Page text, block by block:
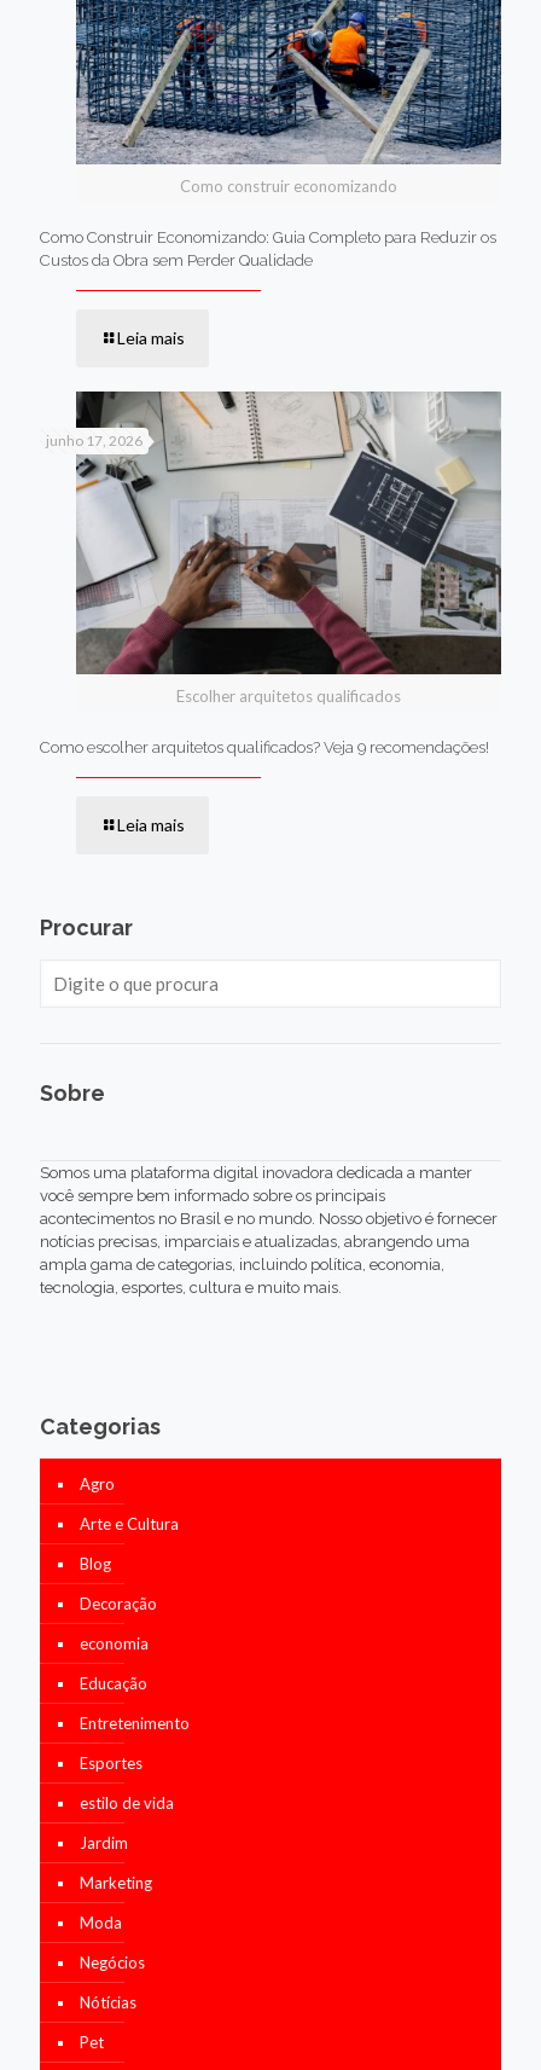
Como construir economizando
Como Construir Economizando: Guia Completo para Reduzir os
Custos da Obra sem Perder Qualidade
Leia mais
Escolher arquitetos qualificados
junho 17, 2026
Como escolher arquitetos qualificados? Veja 9 recomendações!
Leia mais
Procurar
Sobre
Somos uma plataforma digital inovadora dedicada a manter
você sempre bem informado sobre os principais
acontecimentos no Brasil e no mundo. Nosso objetivo é fornecer
notícias precisas, imparciais e atualizadas, abrangendo uma
ampla gama de categorias, incluindo política, economia,
tecnologia, esportes, cultura e muito mais.
Categorias
Agro
Arte e Cultura
Blog
Decoração
economia
Educação
Entretenimento
Esportes
estilo de vida
Jardim
Marketing
Moda
Negócios
Nótícias
Pet